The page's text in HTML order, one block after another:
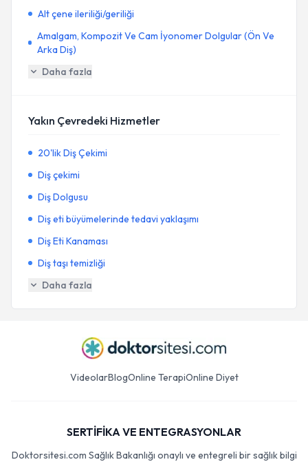
Alt çene ileriliği/geriliği
Amalgam, Kompozit Ve Cam İyonomer Dolgular (Ön Ve
Arka Diş)
Daha fazla
Yakın Çevredeki Hizmetler
20'lik Diş Çekimi
Diş çekimi
Diş Dolgusu
Diş eti büyümelerinde tedavi yaklaşımı
Diş Eti Kanaması
Diş taşı temizliği
Daha fazla
VideolarBlogOnline TerapiOnline Diyet
SERTİFİKA VE ENTEGRASYONLAR
Doktorsitesi.com Sağlık Bakanlığı onaylı ve entegreli bir sağlık bilgi